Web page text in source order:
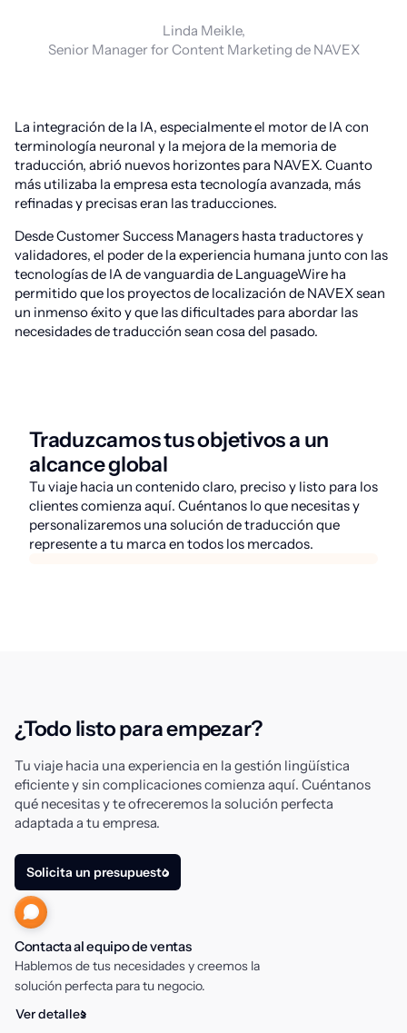
Linda Meikle,
Senior Manager for Content Marketing de NAVEX
La integración de la IA, especialmente el motor de IA con
terminología neuronal y la mejora de la memoria de
traducción, abrió nuevos horizontes para NAVEX. Cuanto
más utilizaba la empresa esta tecnología avanzada, más
refinadas y precisas eran las traducciones.
Desde Customer Success Managers hasta traductores y
validadores, el poder de la experiencia humana junto con las
tecnologías de IA de vanguardia de LanguageWire ha
permitido que los proyectos de localización de NAVEX sean
un inmenso éxito y que las dificultades para abordar las
necesidades de traducción sean cosa del pasado.
Traduzcamos tus objetivos a un
alcance global
Tu viaje hacia un contenido claro, preciso y listo para los
clientes comienza aquí. Cuéntanos lo que necesitas y
personalizaremos una solución de traducción que
represente a tu marca en todos los mercados.
¿Todo listo para empezar?
Tu viaje hacia una experiencia en la gestión lingüística
eficiente y sin complicaciones comienza aquí. Cuéntanos
qué necesitas y te ofreceremos la solución perfecta
adaptada a tu empresa.
Solicita un presupuesto
Contacta al equipo de ventas
Hablemos de tus necesidades y creemos la
solución perfecta para tu negocio.
Ver detalles